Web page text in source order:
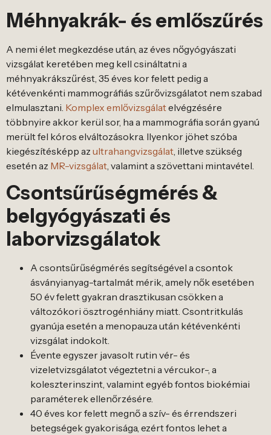
Méhnyakrák- és emlőszűrés
A nemi élet megkezdése után, az éves nőgyógyászati
vizsgálat keretében meg kell csináltatni a
méhnyakrákszűrést, 35 éves kor felett pedig a
kétévenkénti mammográfiás szűrővizsgálatot nem szabad
elmulasztani. Komplex emlővizsgálatelvégzésére
többnyire akkor kerül sor, ha a mammográfia során gyanú
merült fel kóros elváltozásokra. Ilyenkor jöhet szóba
kiegészítésképp az ultrahangvizsgálat , illetve szükség
esetén az MR-vizsgálat , valamint a szövettani mintavétel.
Csontsűrűségmérés &
belgyógyászati és
laborvizsgálatok
A csontsűrűségmérés segítségével a csontok
ásványianyag-tartalmát mérik, amely nők esetében
50 év felett gyakran drasztikusan csökken a
változókori ösztrogénhiány miatt. Csontritkulás
gyanúja esetén a menopauza után kétévenkénti
vizsgálat indokolt.
Évente egyszer javasolt rutin vér- és
vizeletvizsgálatot végeztetni a vércukor-, a
koleszterinszint, valamint egyéb fontos biokémiai
paraméterek ellenőrzésére.
40 éves kor felett megnő a szív- és érrendszeri
betegségek gyakorisága, ezért fontos lehet a